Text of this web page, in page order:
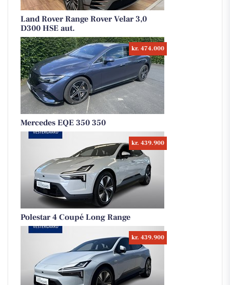
Land Rover Range Rover Velar 3,0
D300 HSE aut.
kr. 474.000
Mercedes EQE 350 350
kr. 439.900
Polestar 4 Coupé Long Range
kr. 439.900